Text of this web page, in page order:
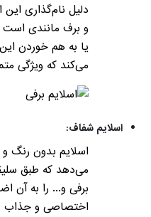
دلیل نام‌گذاری
و برف مانندی است
یا به هم خوردن
می‌کند که ویژگی
اسلایم شفاف:
اسلایم بدون رنگ
می‌دهد که طبق
برفی و... را به آن
اختصاصی و جذاب